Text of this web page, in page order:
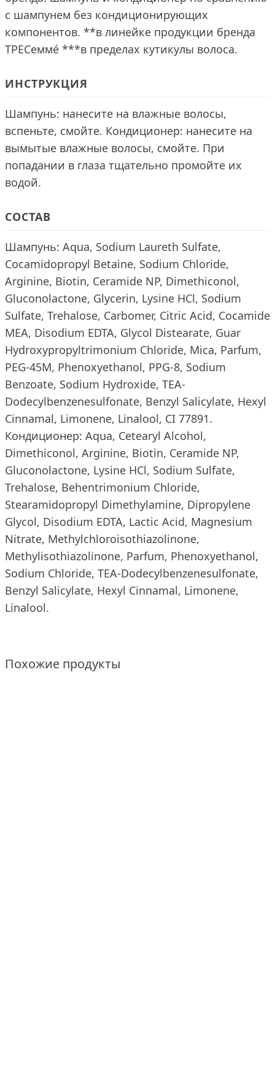
с шампунем без кондиционирующих
компонентов. **в линейке продукции бренда
ТРЕСеммé ***в пределах кутикулы волоса.
ИНСТРУКЦИЯ
Шампунь: нанесите на влажные волосы,
вспеньте, смойте. Кондиционер: нанесите на
вымытые влажные волосы, смойте. При
попадании в глаза тщательно промойте их
водой.
СОСТАВ
Шампунь: Aqua, Sodium Laureth Sulfate,
Cocamidopropyl Betaine, Sodium Chloride,
Arginine, Biotin, Ceramide NP, Dimethiconol,
Gluconolactone, Glycerin, Lysine HCl, Sodium
Sulfate, Trehalose, Carbomer, Citric Acid, Cocamide
MEA, Disodium EDTA, Glycol Distearate, Guar
Hydroxypropyltrimonium Chloride, Mica, Parfum,
PEG-45M, Phenoxyethanol, PPG-8, Sodium
Benzoate, Sodium Hydroxide, TEA-
Dodecylbenzenesulfonate, Benzyl Salicylate, Hexyl
Cinnamal, Limonene, Linalool, CI 77891.
Кондиционер: Aqua, Cetearyl Alcohol,
Dimethiconol, Arginine, Biotin, Ceramide NP,
Gluconolactone, Lysine HCl, Sodium Sulfate,
Trehalose, Behentrimonium Chloride,
Stearamidopropyl Dimethylamine, Dipropylene
Glycol, Disodium EDTA, Lactic Acid, Magnesium
Nitrate, Methylchloroisothiazolinone,
Methylisothiazolinone, Parfum, Phenoxyethanol,
Sodium Chloride, TEA-Dodecylbenzenesulfonate,
Benzyl Salicylate, Hexyl Cinnamal, Limonene,
Linalool.
Похожие продукты